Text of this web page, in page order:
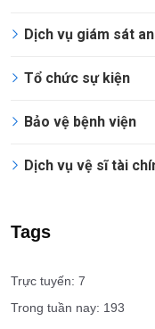
Dịch vụ giám sát
Tổ chức sự kiện
Bảo vệ bệnh viện
Dịch vụ vệ sĩ tài
Tags
Trực tuyến: 7
Trong tuần nay: 193